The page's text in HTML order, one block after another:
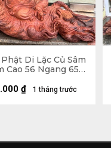
Di Lặc Củ Sâm
Cao 56 Ngang 65
1 tháng trước
₫